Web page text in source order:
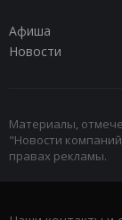
Афиша
Новости
Материалы,
"Новости
правах рекламы.